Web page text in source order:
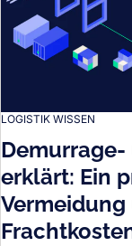
LOGISTIK WISSEN
erklärt: Ein